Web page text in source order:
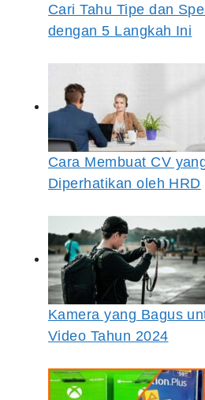
Cari Tahu Tipe dan
dengan 5 Langkah Ini
Cara Membuat CV
Diperhatikan oleh HRD
Kamera yang Bagus
Video Tahun 2024